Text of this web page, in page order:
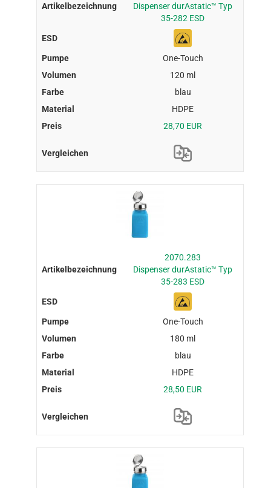
Dispenser durAstatic™ Typ
35-282 ESD
One-Touch
120 ml
blau
HDPE
28,70 EUR
2070.283
Dispenser durAstatic™ Typ
35-283 ESD
One-Touch
180 ml
blau
HDPE
28,50 EUR